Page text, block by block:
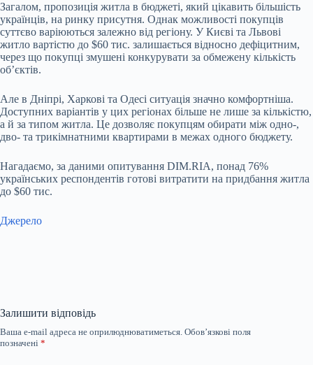
Загалом, пропозиція житла в бюджеті, який цікавить більшість
українців, на ринку присутня. Однак можливості покупців
суттєво варіюються залежно від регіону. У Києві та Львові
житло вартістю до $60 тис. залишається відносно дефіцитним,
через що покупці змушені конкурувати за обмежену кількість
об’єктів.
Але в Дніпрі, Харкові та Одесі ситуація значно комфортніша.
Доступних варіантів у цих регіонах більше не лише за кількістю,
а й за типом житла. Це дозволяє покупцям обирати між одно-,
дво- та трикімнатними квартирами в межах одного бюджету.
Нагадаємо, за даними опитування DIM.RIA, понад 76%
українських респондентів готові витратити на придбання житла
до $60 тис.
Джерело
Залишити відповідь
Ваша e-mail адреса не оприлюднюватиметься. Обов’язкові поля
позначені *